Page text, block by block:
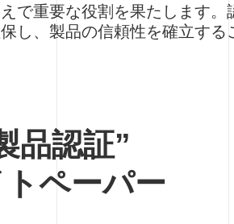
で重要な役割を果たします。
し、製品の信頼性を確立する
品認証”
ペーパー